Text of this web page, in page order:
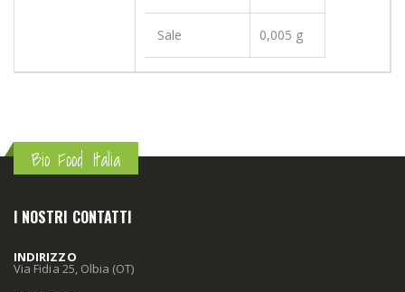
Sale 0,005 g
Bio Food Italia
I NOSTRI CONTATTI
INDIRIZZO
Via Fidia 25, Olbia (OT)